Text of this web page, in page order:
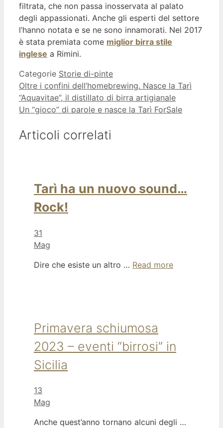
filtrata, che non passa inosservata al palato
degli appassionati. Anche gli esperti del settore
l’hanno notata e se ne sono innamorati. Nel 2017
è stata premiata come miglior birra stile
inglese a Rimini.
Categorie Storie di-pinte
Oltre i confini dell’homebrewing. Nasce la Tarì
“Aquavitae”, il distillato di birra artigianale
Un “gioco” di parole e nasce la Tarì ForSale
Articoli correlati
Tarì ha un nuovo sound…
Rock!
31
Mag
Dire che esiste un altro … Read more
Primavera schiumosa
2023 – eventi “birrosi” in
Sicilia
13
Mag
Anche quest’anno tornano alcuni degli …